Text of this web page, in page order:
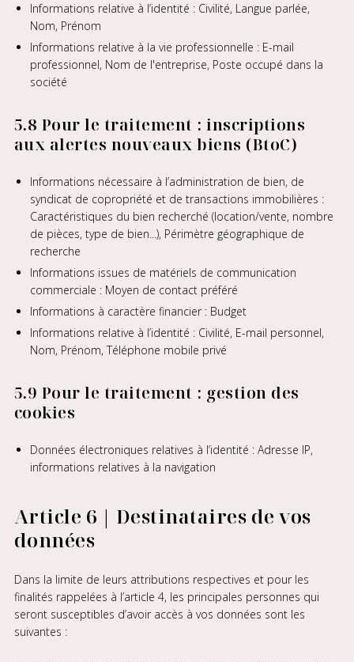
Informations relative à l’identité : Civilité, Langue parlée,
Nom, Prénom
Informations relative à la vie professionnelle : E-mail
professionnel, Nom de l'entreprise, Poste occupé dans la
société
5.8 Pour le traitement : inscriptions
aux alertes nouveaux biens (BtoC)
Informations nécessaire à l’administration de bien, de
syndicat de copropriété et de transactions immobilières :
Caractéristiques du bien recherché (location/vente, nombre
de pièces, type de bien...), Périmètre géographique de
recherche
Informations issues de matériels de communication
commerciale : Moyen de contact préféré
Informations à caractère financier : Budget
Informations relative à l’identité : Civilité, E-mail personnel,
Nom, Prénom, Téléphone mobile privé
5.9 Pour le traitement : gestion des
cookies
Données électroniques relatives à l’identité : Adresse IP,
informations relatives à la navigation
Article 6 | Destinataires de vos
données
Dans la limite de leurs attributions respectives et pour les
finalités rappelées à l’article 4, les principales personnes qui
seront susceptibles d’avoir accès à vos données sont les
suivantes :